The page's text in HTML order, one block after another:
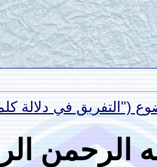
("التفريق في دلالة
الرحمن